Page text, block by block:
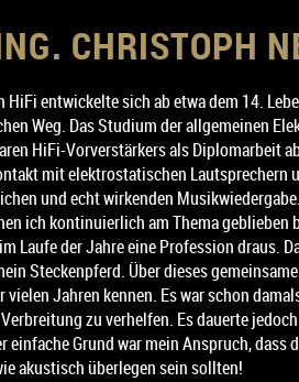
CHRISTOPH
HiFi entwickelte sich ab etwa dem 14.
Weg. Das Studium der allgemeinen
HiFi-Vorverstärkers als Diplomarbeit
mit elektrostatischen Lautsprechern
und echt wirkenden
ich kontinuierlich am Thema geblieben
Laufe der Jahre eine Profession draus.
Steckenpferd. Über dieses
vielen Jahren kennen. Es war schon
zu verhelfen. Es dauerte
einfache Grund war mein Anspruch, dass
akustisch überlegen sein sollten!